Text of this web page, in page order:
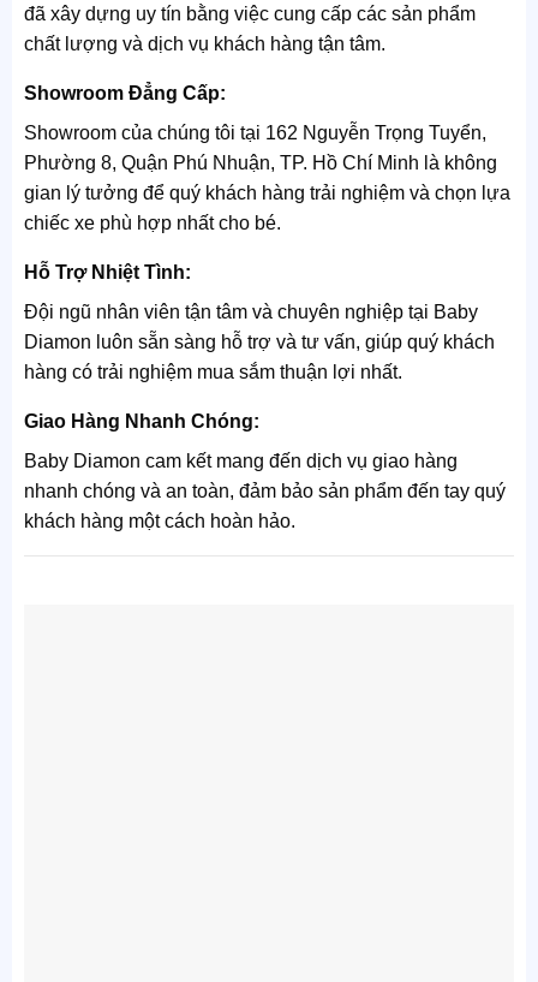
đã xây dựng uy tín bằng việc cung cấp các sản phẩm
chất lượng và dịch vụ khách hàng tận tâm.
Showroom Đẳng Cấp:
Showroom của chúng tôi tại 162 Nguyễn Trọng Tuyển,
Phường 8, Quận Phú Nhuận, TP. Hồ Chí Minh là không
gian lý tưởng để quý khách hàng trải nghiệm và chọn lựa
chiếc xe phù hợp nhất cho bé.
Hỗ Trợ Nhiệt Tình:
Đội ngũ nhân viên tận tâm và chuyên nghiệp tại Baby
Diamon luôn sẵn sàng hỗ trợ và tư vấn, giúp quý khách
hàng có trải nghiệm mua sắm thuận lợi nhất.
Giao Hàng Nhanh Chóng:
Baby Diamon cam kết mang đến dịch vụ giao hàng
nhanh chóng và an toàn, đảm bảo sản phẩm đến tay quý
khách hàng một cách hoàn hảo.